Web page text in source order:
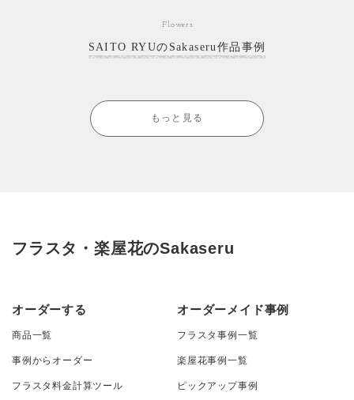
Flowers
SAITO RYUのSakaseru作品事例
もっと見る
フラスタ・楽屋花のSakaseru
オーダーする
商品一覧
事例からオーダー
フラスタ料金計算ツール
オーダーメイド事例
フラスタ事例一覧
楽屋花事例一覧
ピックアップ事例